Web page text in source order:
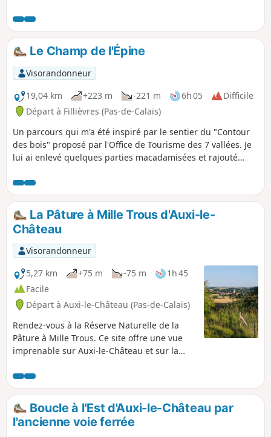
en descente via le Chemin des Morts. De beaux points de
vue s'offriront à vous vers la forêt d'Hesdin et si comme moi
vous avez la chance, vous croiserez peut-être quelques
chevreuils.
Le Champ de l'Épine
Visorandonneur
19,04 km
+223 m -221 m 6h 05
Difficile
Départ à Fillièvres (Pas-de-Calais)
Un parcours qui m'a été inspiré par le sentier du "Contour
des bois" proposé par l'Office de Tourisme des 7 vallées. Je
lui ai enlevé quelques parties macadamisées et rajouté
nature.
La Pâture à Mille Trous d'Auxi-le-
Château
Visorandonneur
5,27 km
+75 m -75 m
1h 45
Facile
Départ à Auxi-le-Château (Pas-de-Calais)
Rendez-vous à la Réserve Naturelle de la
Pâture à Mille Trous. Ce site offre une vue
imprenable sur Auxi-le-Château et sur la
un bon bol d'air. Prévoyez de bonnes
chaussures!
Boucle à l'Est d'Auxi-le-Château par
l'ancienne voie ferrée